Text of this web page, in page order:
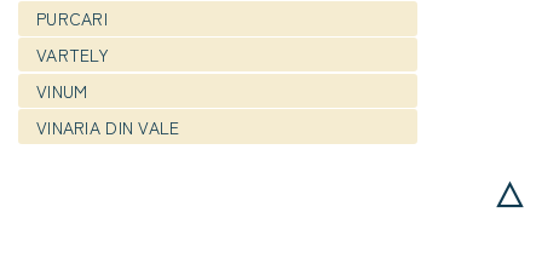
PURCARI
VARTELY
VINUM
VINARIA DIN VALE
△